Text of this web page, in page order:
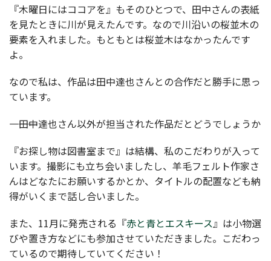
『木曜日にはココアを』もそのひとつで、田中さんの表紙
を見たときに川が見えたんです。なので川沿いの桜並木の
要素を入れました。もともとは桜並木はなかったんです
よ。
なので私は、作品は田中達也さんとの合作だと勝手に思っ
ています。
――――田中達也さん以外が担当された作品だとどうでしょうか
『お探し物は図書室まで』は結構、私のこだわりが入って
います。撮影にも立ち会いましたし、羊毛フェルト作家さ
んはどなたにお願いするかとか、タイトルの配置なども納
得がいくまで話し合いました。
また、11月に発売される『赤と青とエスキース』は小物選
びや置き方などにも参加させていただきました。こだわっ
ているので期待していてください！